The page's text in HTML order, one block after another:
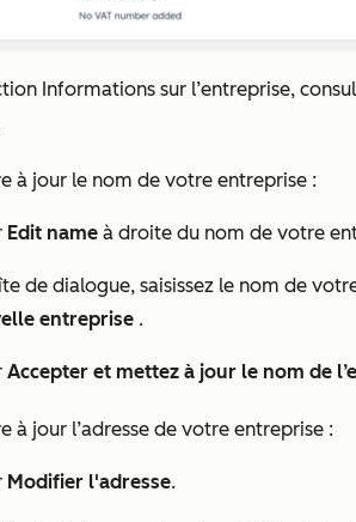
Informations sur l’entreprise,
à jour le nom de votre entreprise :
Edit name à droite du nom de votre
de dialogue, saisissez le nom de
entreprise .
Accepter et mettez à jour le nom de
à jour l’adresse de votre entreprise :
Modifier l'adresse.